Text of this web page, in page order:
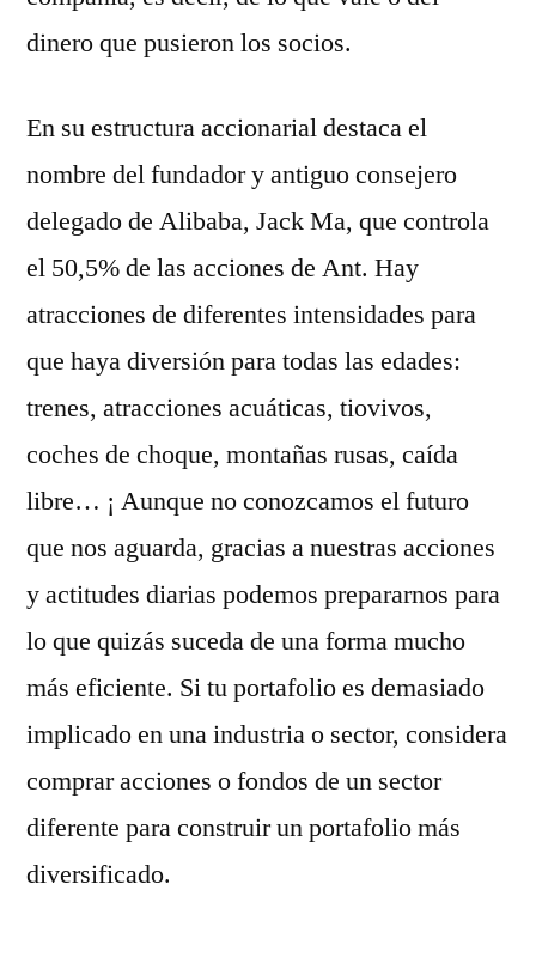
dinero que pusieron los socios.
En su estructura accionarial destaca el
nombre del fundador y antiguo consejero
delegado de Alibaba, Jack Ma, que controla
el 50,5% de las acciones de Ant. Hay
atracciones de diferentes intensidades para
que haya diversión para todas las edades:
trenes, atracciones acuáticas, tiovivos,
coches de choque, montañas rusas, caída
libre… ¡ Aunque no conozcamos el futuro
que nos aguarda, gracias a nuestras acciones
y actitudes diarias podemos prepararnos para
lo que quizás suceda de una forma mucho
más eficiente. Si tu portafolio es demasiado
implicado en una industria o sector, considera
comprar acciones o fondos de un sector
diferente para construir un portafolio más
diversificado.